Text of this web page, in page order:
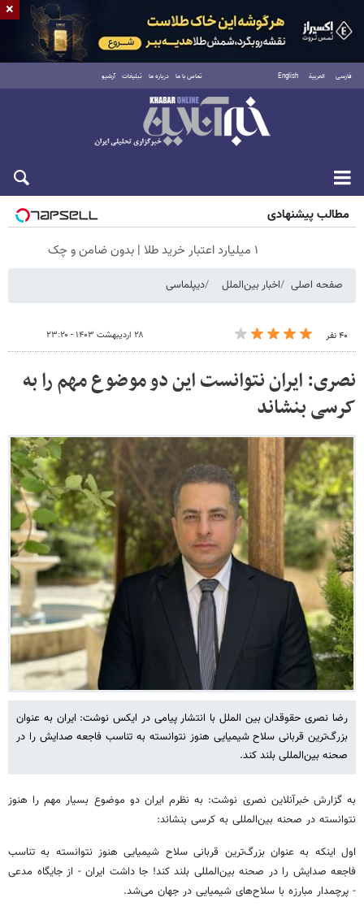
فارسی العربية English تماس با ما درباره ما تبلیغات آرشیو
شنبه ۱۷ مرداد ۱۴۰۵
مطالب پیشنهادی
۱ میلیارد اعتبار خرید طلا | بدون ضامن و چک
صفحه اصلی اخبار بین‌الملل دیپلماسی
۴۰ نفر ۲۸ اردیبهشت ۱۴۰۳ - ۲۳:۲۰
نصری: ایران نتوانست این دو موضوع مهم را به
کرسی بنشاند
رضا نصری حقوقدان بین الملل با انتشار پیامی در ایکس نوشت: ایران به عنوان
بزرگ‌ترین قربانی سلاح شیمیایی هنوز نتوانسته به تناسب فاجعه صدایش را در
صحنه بین‌المللی بلند کند.
به گزارش خبرآنلاین نصری نوشت: به نظرم ایران دو موضوع بسیار مهم را هنوز
نتوانسته در صحنه بین‌المللی به کرسی بنشاند:
اول اینکه به عنوان بزرگ‌ترین قربانی سلاح شیمیایی هنوز نتوانسته به تناسب
فاجعه صدایش را در صحنه بین‌المللی بلند کند! جا داشت ایران - از جایگاه مدعی
- پرچمدار مبارزه با سلاح‌های شیمیایی در جهان می‌شد.
×